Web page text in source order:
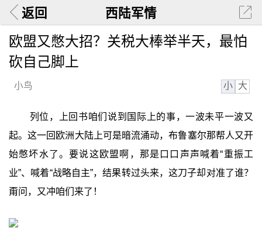
返回 西陆军情
欧盟又憋大招？关税大棒举半天，最怕
砍自己脚上
小鸟 小 大
列位，上回书咱们说到国际上的事，一波未平一波又
起。这一回欧洲大陆上可是暗流涌动，布鲁塞尔那帮人又开
始憋坏水了。要说这欧盟啊，那是口口声声喊着“重振工
业”、喊着“战略自主”，结果转过头来，这刀子却对准了谁？
甭问，又冲咱们来了！